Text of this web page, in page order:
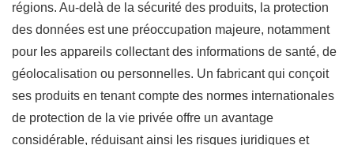
régions. Au-delà de la sécurité des produits, la protection
des données est une préoccupation majeure, notamment
pour les appareils collectant des informations de santé, de
géolocalisation ou personnelles. Un fabricant qui conçoit
ses produits en tenant compte des normes internationales
de protection de la vie privée offre un avantage
considérable, réduisant ainsi les risques juridiques et